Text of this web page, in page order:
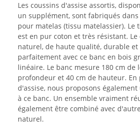
Les coussins d'assise assortis,
un supplément, sont fabriqués
pour matelas (tissu matelassier). Le
est en pur coton et très résistant. Le
naturel, de haute qualité, durable et
parfaitement avec ce banc en bois
linéaire. Le banc mesure 180 cm de
profondeur et 40 cm de hauteur. En
d'assise, nous proposons
à ce banc. Un ensemble vraiment
également être combiné avec
naturel.